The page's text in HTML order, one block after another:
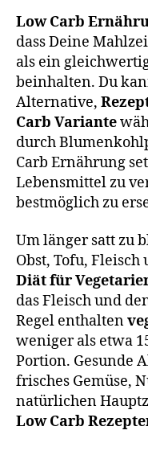
Low Carb
dass Deine
als ein
beinhalten. Du
Alternative,
Carb Variante
durch
Carb Ernährung
Lebensmittel zu
bestmöglich zu
Um länger satt zu
Obst, Tofu,
Diät für
das Fleisch und
Regel enthalten
weniger als etwa
Portion. Gesunde
frisches Gemüse,
natürlichen
Low Carb